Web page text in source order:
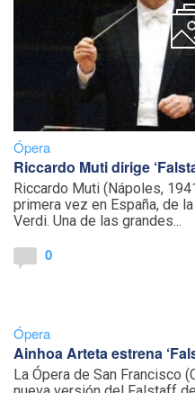
Ópera
Riccardo Muti dirige
Riccardo Muti (Nápoles,
primera vez en España, de
Verdi. Una de las grandes...
0
Ópera
Ainhoa Arteta estrena
La Ópera de San Francisco